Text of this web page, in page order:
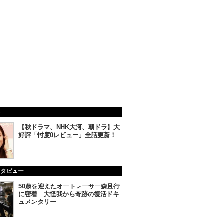
【秋ドラマ、NHK大河、朝ドラ】大
好評「忖度0レビュー」全話更新！
ビュー
50歳を迎えたオートレーサー森且行
に密着 大怪我から奇跡の復活ドキ
ュメンタリー